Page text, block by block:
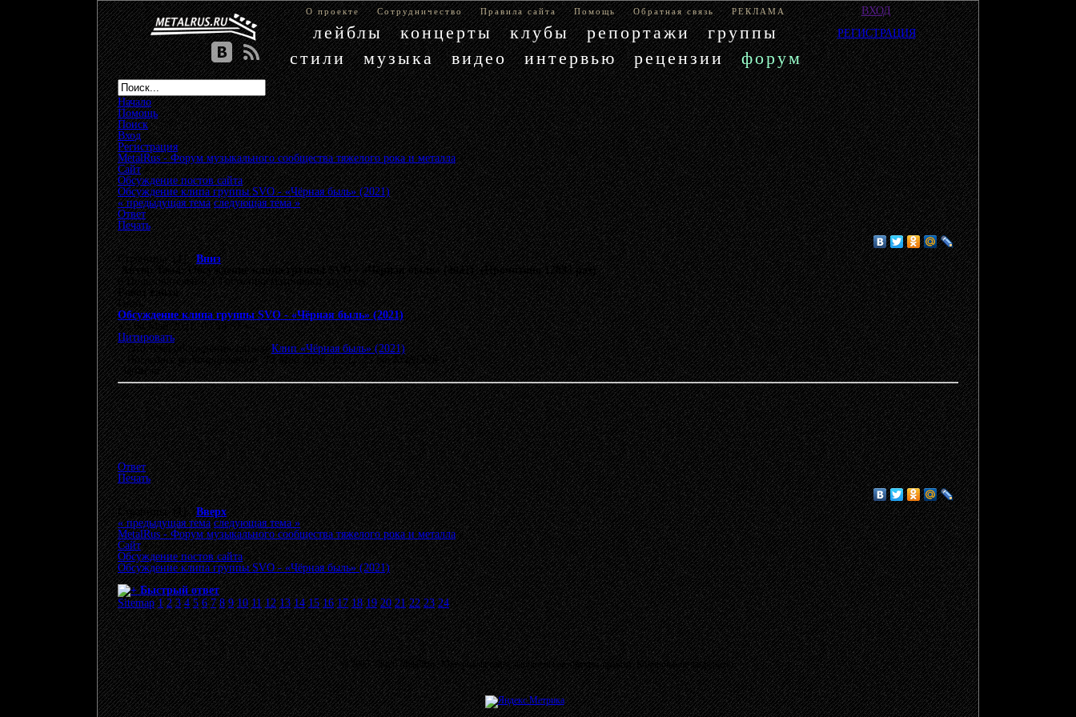
О проекте Сотрудничество Правила сайта Помощь Обратная связь РЕКЛАМА
лейблы концерты клубы репортажи
группы
стили
музыка видео интервью рецензии форум
ВХОД
РЕГИСТРАЦИЯ
Начало
Помощь
Поиск
Вход
Регистрация
MetalRus - Форум музыкального сообщества тяжелого рока и металла»
Сайт»
Обсуждение постов сайта»
Обсуждение клипа группы SVO - «Чёрная быль» (2021)
« предыдущая тема следующая тема »
Ответ
Печать
Страницы: [1]Вниз
АвторТема: Обсуждение клипа группы SVO - «Чёрная быль» (2021) (Прочитано 12833 раз)
0 Пользователей и 1 Гость просматривают эту тему.
Робот сайта
Гость
Обсуждение клипа группы SVO - «Чёрная быль» (2021)
«:04 Май 2021, 05:59:57 »
Цитировать
Это тема обсуждения записиКлип «Чёрная быль» (2021).
«Последнее редактирование: 13 Май 2026, 13:17:25 от KONDOR»
Записан
Ответ
Печать
Страницы: [1]Вверх
« предыдущая тема следующая тема »
MetalRus - Форум музыкального сообщества тяжелого рока и металла»
Сайт»
Обсуждение постов сайта»
Обсуждение клипа группы SVO - «Чёрная быль» (2021)
Быстрый ответ
Sitemap 1 2 3 4 5 6 7 8 9 10 11 12 13 14 15 16 17 18 19 20 21 22 23 24
© 2003 - 2026 MetalRus. Материалы сайта защищены авторским правом. Копирование запрещено.